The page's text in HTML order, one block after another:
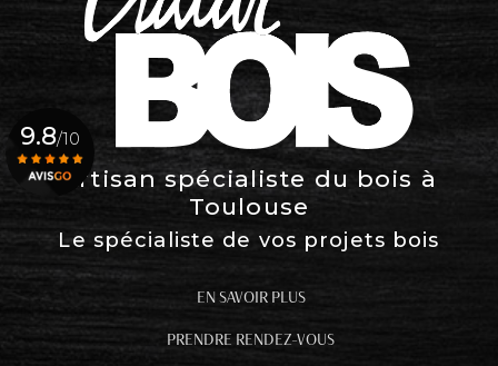
Artisan spécialiste du bois à
Toulouse
Le spécialiste de vos projets bois
EN SAVOIR PLUS
PRENDRE RENDEZ-VOUS
9.8/10